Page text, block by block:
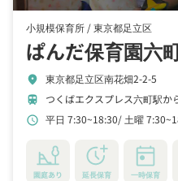
小規模保育所 /東京都足立区
ぱんだ保育園六
location_on 東京都足立区南花畑2-2-5
train つくばエクスプレス六町駅か
schedule 平日 7:30~18:30 土曜
園庭あり 延長保育 一時保育